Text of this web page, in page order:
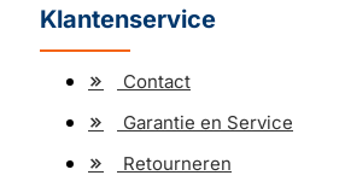
Klantenservice
Contact
Garantie en Service
Retourneren